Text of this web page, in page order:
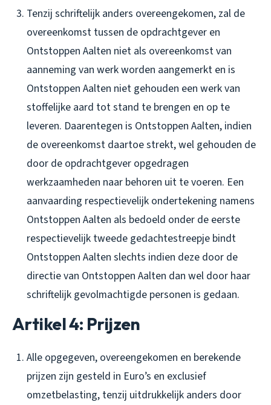
Tenzij schriftelijk anders overeengekomen, zal de
overeenkomst tussen de opdrachtgever en
Ontstoppen Aalten niet als overeenkomst van
aanneming van werk worden aangemerkt en is
Ontstoppen Aalten niet gehouden een werk van
stoffelijke aard tot stand te brengen en op te
leveren. Daarentegen is Ontstoppen Aalten, indien
de overeenkomst daartoe strekt, wel gehouden de
door de opdrachtgever opgedragen
werkzaamheden naar behoren uit te voeren. Een
aanvaarding respectievelijk ondertekening namens
Ontstoppen Aalten als bedoeld onder de eerste
respectievelijk tweede gedachtestreepje bindt
Ontstoppen Aalten slechts indien deze door de
directie van Ontstoppen Aalten dan wel door haar
schriftelijk gevolmachtigde personen is gedaan.
Artikel 4: Prijzen
Alle opgegeven, overeengekomen en berekende
prijzen zijn gesteld in Euro’s en exclusief
omzetbelasting, tenzij uitdrukkelijk anders door